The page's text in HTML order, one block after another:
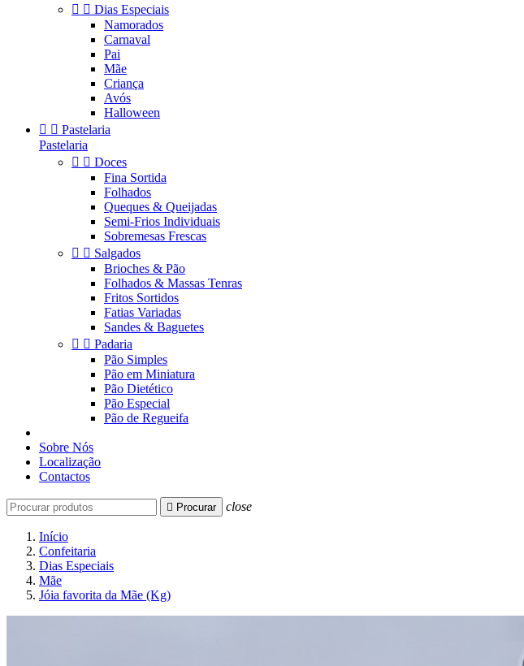
  Dias Especiais
Namorados
Carnaval
Pai
Mãe
Criança
Avós
Halloween
  Pastelaria
Pastelaria
  Doces
Fina Sortida
Folhados
Queques & Queijadas
Semi-Frios Individuais
Sobremesas Frescas
  Salgados
Brioches & Pão
Folhados & Massas Tenras
Fritos Sortidos
Fatias Variadas
Sandes & Baguetes
  Padaria
Pão Simples
Pão em Miniatura
Pão Dietético
Pão Especial
Pão de Regueifa
Sobre Nós
Localização
Contactos
 Procurar close
Início
Confeitaria
Dias Especiais
Mãe
Jóia favorita da Mãe (Kg)